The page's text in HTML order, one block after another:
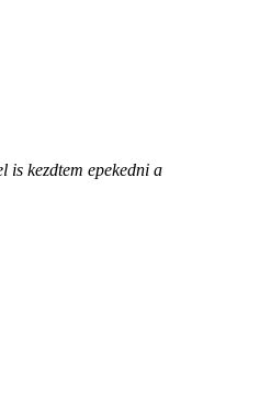
is kezdtem epekedni a